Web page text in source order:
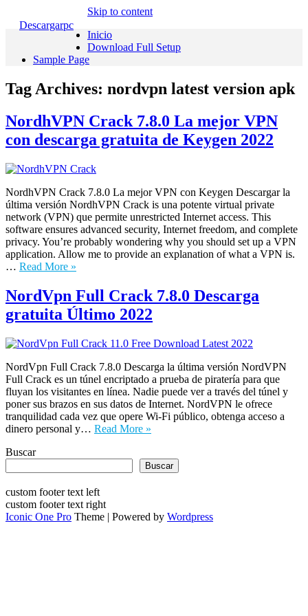
Descargarpc
Skip to content
Inicio
Download Full Setup
Sample Page
Tag Archives: nordvpn latest version apk
NordhVPN Crack 7.8.0 La mejor VPN
con descarga gratuita de Keygen 2022
NordhVPN Crack 7.8.0 La mejor VPN con Keygen Descargar la
última versión NordhVPN Crack is una potente virtual private
network (VPN) que permite unrestricted Internet access. This
software ensures advanced security, Internet freedom, and complete
privacy. You’re probably wondering why you should set up a VPN
application. Allow me to provide an explanation of what a VPN is.
… Read More »
NordVpn Full Crack 7.8.0 Descarga
gratuita Último 2022
NordVpn Full Crack 7.8.0 Descarga la última versión NordVPN
Full Crack es un túnel encriptado a prueba de piratería para que
fluyan los visitantes en línea. Nadie puede ver a través del túnel y
poner sus brazos en sus datos de Internet. NordVPN le ofrece
tranquilidad cada vez que opere Wi-Fi público, obtenga acceso a
dinero personal y… Read More »
Buscar
Buscar
custom footer text left
custom footer text right
Iconic One Pro Theme | Powered by Wordpress